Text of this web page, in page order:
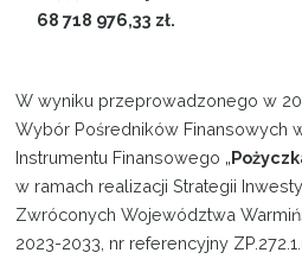
68 718 976,33 zł.
W wyniku przeprowadzonego w
Wybór Pośredników Finansowych
Instrumentu Finansowego „
w ramach realizacji Strategii
Zwróconych Województwa
2023-2033, nr referencyjny